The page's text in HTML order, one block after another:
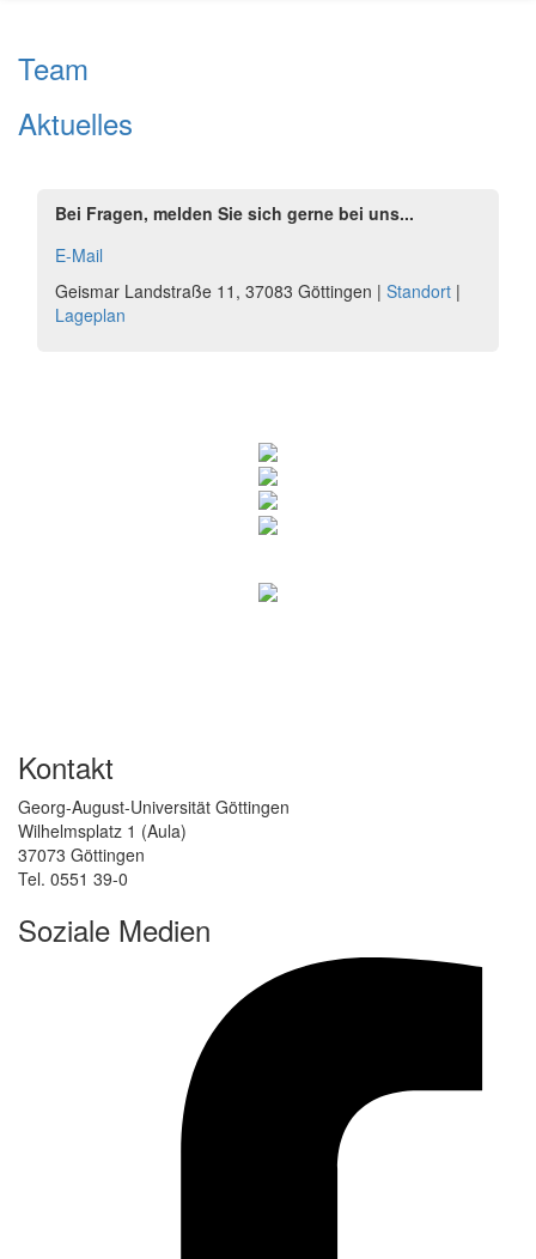
Team
Aktuelles
Bei Fragen, melden Sie sich gerne bei uns...
E-Mail
Geismar Landstraße 11, 37083 Göttingen | Standort |
Lageplan
Kontakt
Georg-August-Universität Göttingen
Wilhelmsplatz 1 (Aula)
37073 Göttingen
Tel. 0551 39-0
Soziale Medien